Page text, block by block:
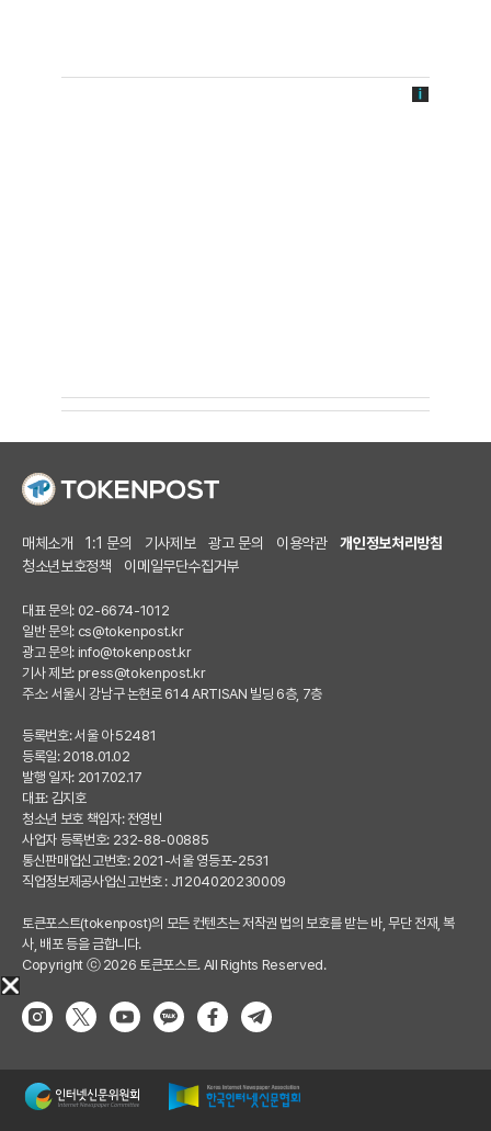
매체소개 1:1 문의 기사제보 광고 문의 이용약관
개인정보처리방침
청소년보호정책
이메일무단수집거부
대표 문의: 02-6674-1012
일반 문의: cs@tokenpost.kr
광고 문의: info@tokenpost.kr
기사 제보: press@tokenpost.kr
주소: 서울시 강남구 논현로 614 ARTISAN 빌딩 6층, 7층
등록번호: 서울 아 52481
등록일: 2018.01.02
발행 일자: 2017.02.17
대표: 김지호
청소년 보호 책임자: 전영빈
사업자 등록번호: 232-88-00885
통신판매업신고번호: 2021-서울 영등포-2531
직업정보제공사업신고번호 : J1204020230009
토큰포스트(tokenpost)의 모든 컨텐츠는 저작권 법의 보호를 받는 바, 무단 전재, 복
사, 배포 등을 금합니다.
Copyright ⓒ 2026 토큰포스트. All Rights Reserved.